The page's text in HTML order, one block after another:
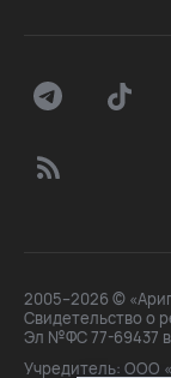
2005–2026 ©
Свидетельство о
Эл №ФС 77-69437
Учредитель: ООО